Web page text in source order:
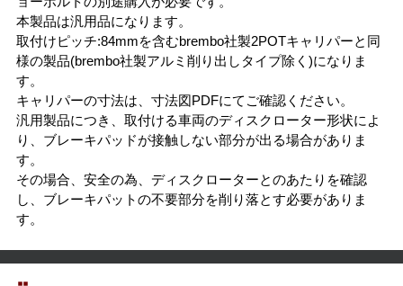
本製品は汎用品になります。
取付けピッチ:84mmを含むbrembo社製2POTキャリパーと同
様の製品(brembo社製アルミ削り出しタイプ除く)になりま
す。
キャリパーの寸法は、寸法図PDFにてご確認ください。
汎用製品につき、取付ける車両のディスクローター形状によ
り、ブレーキパッドが接触しない部分が出る場合がありま
す。
その場合、安全の為、ディスクローターとのあたりを確認
し、ブレーキパットの不要部分を削り落とす必要がありま
す。